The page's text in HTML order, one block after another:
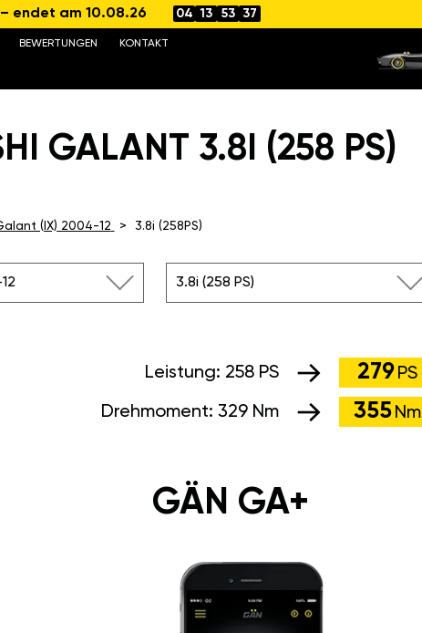
– endet am 10.08.26 04 13 53 36
BEWERTUNGEN
KONTAKT
GALANT 3.8I (258 PS)
(IX) 2004-12 3.8i (258PS)
3.8i (258 PS)
Leistung: 258 PS 279 PS
Drehmoment: 329 Nm 355 Nm
GÄN GA+